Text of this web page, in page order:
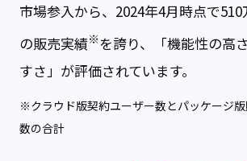
市場参入から、2024年4月時点で
の販売実績※を誇り、「機能性の高
すさ」が評価されています。
※クラウド版契約ユーザー数とパッケージ
数の合計